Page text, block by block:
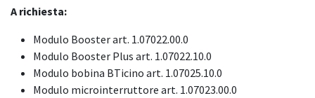
A richiesta:
Modulo Booster art. 1.07022.00.0
Modulo Booster Plus art. 1.07022.10.0
Modulo bobina BTicino art. 1.07025.10.0
Modulo microinterruttore art. 1.07023.00.0